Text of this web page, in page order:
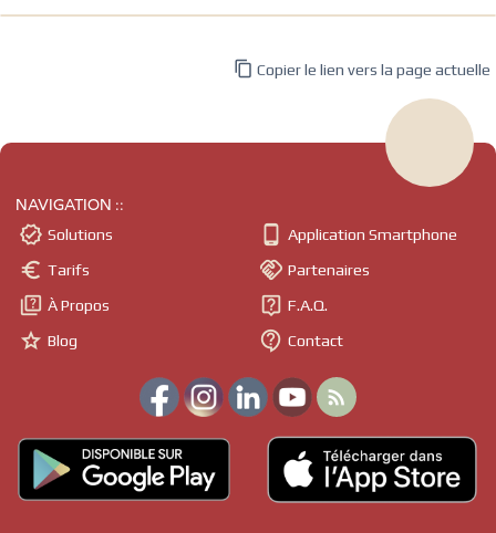
 Copier le lien vers la page actuelle
NAVIGATION ::
 Solutions
 Tarifs
 À Propos
 Blog
 Application Smartphone
 Partenaires
 F.A.Q.
 Contact
